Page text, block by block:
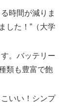
時間が減りま
した！”（大学
。バッテリー
類も豊富で飽
いい！シンプ